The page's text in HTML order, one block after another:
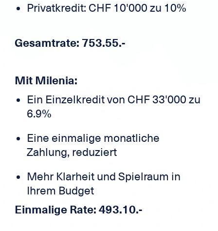
Privatkredit: CHF 10'000 zu 10%
Gesamtrate: 753.55.-
Mit Milenia:
Ein Einzelkredit von CHF 33'000 zu
6.9%
Eine einmalige monatliche
Zahlung, reduziert
Mehr Klarheit und Spielraum in
Ihrem Budget
Einmalige Rate: 493.10.-